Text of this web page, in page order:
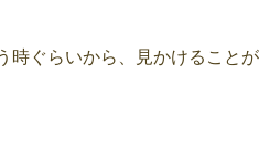
時ぐらいから、見かけることが